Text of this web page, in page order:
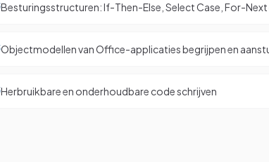
Besturingsstructuren: If-Then-Else, Select Case, For-
Objectmodellen van Office-applicaties begrijpen en
Herbruikbare en onderhoudbare code schrijven